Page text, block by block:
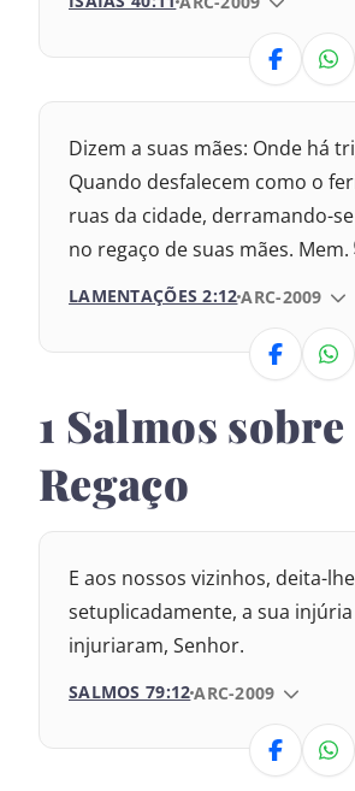
VERSÃO
Nova Versão Internacional
2017 – Nova Almeida Atualizada
1969 – Almeida Revisada e
1993 – Almeida Revisada e
Dizem a suas mães: Onde há
Quando desfalecem como o
ruas da cidade, derramando-
no regaço de suas mães. Mem.
LAMENTAÇÕES 2:12 VERSÃO DA BÍBLIA
ARC-2009
VERSÃO
Nova Versão
Nova Versão Internacional
2017 – Nova Almeida
1969 – Almeida Revisada
1993 – Almeida Revisada e
1 Salmos sobre
Regaço
E aos nossos vizinhos, deita-
setuplicadamente, a sua
injuriaram, Senhor.
SALMOS 79:12 VERSÃO DA BÍBLIA
ARC-2009
VERSÃO